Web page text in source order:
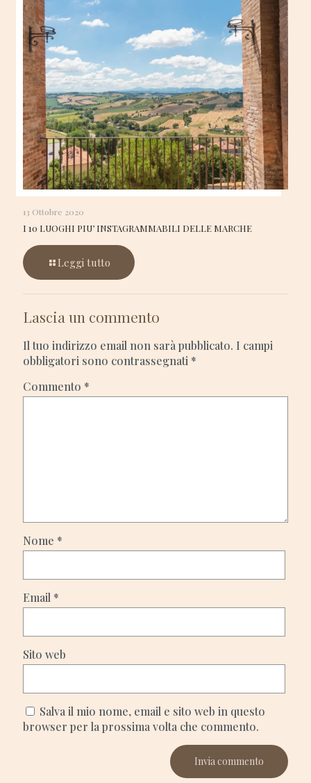
13 Ottobre 2020
I 10 LUOGHI PIU’ INSTAGRAMMABILI DELLE MARCHE
Leggi tutto
Lascia un commento
Il tuo indirizzo email non sarà pubblicato. I campi
obbligatori sono contrassegnati *
Commento *
Nome *
Email *
Sito web
Salva il mio nome, email e sito web in questo
browser per la prossima volta che commento.